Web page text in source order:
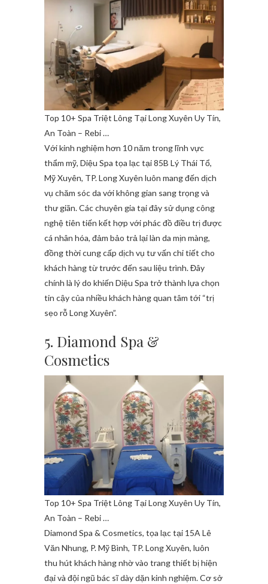
Top 10+ Spa Triệt Lông Tại Long Xuyên Uy Tín,
An Toàn – Rebi …
Với kinh nghiệm hơn 10 năm trong lĩnh vực
thẩm mỹ, Diệu Spa tọa lạc tại 85B Lý Thái Tổ,
Mỹ Xuyên, TP. Long Xuyên luôn mang đến dịch
vụ chăm sóc da với không gian sang trọng và
thư giãn. Các chuyên gia tại đây sử dụng công
nghệ tiên tiến kết hợp với phác đồ điều trị được
cá nhân hóa, đảm bảo trả lại làn da mịn màng,
đồng thời cung cấp dịch vụ tư vấn chi tiết cho
khách hàng từ trước đến sau liệu trình. Đây
chính là lý do khiến Diệu Spa trở thành lựa chọn
tin cậy của nhiều khách hàng quan tâm tới “trị
sẹo rỗ Long Xuyên”.
5. Diamond Spa &
Cosmetics
Top 10+ Spa Triệt Lông Tại Long Xuyên Uy Tín,
An Toàn – Rebi …
Diamond Spa & Cosmetics, tọa lạc tại 15A Lê
Văn Nhung, P. Mỹ Bình, TP. Long Xuyên, luôn
thu hút khách hàng nhờ vào trang thiết bị hiện
đại và đội ngũ bác sĩ dày dặn kinh nghiệm. Cơ sở